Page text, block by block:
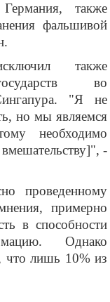
также
фальшивой
также
во
"Я не
но мы являемся
необходимо
-
проведенному
примерно
в способности
Однако
что лишь 10% из